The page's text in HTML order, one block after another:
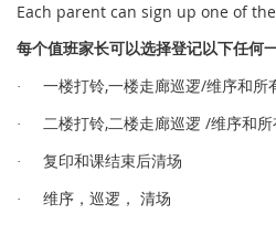
Each parent can sign up one of
每个值班家长可以选择登记以下任何
· 一楼打铃,一楼走廊巡逻/维序和所
· 二楼打铃,二楼走廊巡逻 /维序和
· 复印和课结束后清场
· 维序，巡逻， 清场